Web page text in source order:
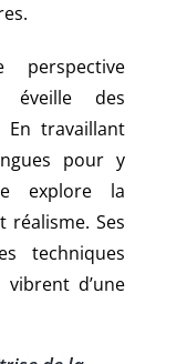
éveille des
En travaillant
pour y
explore la
Ses
techniques
d’une